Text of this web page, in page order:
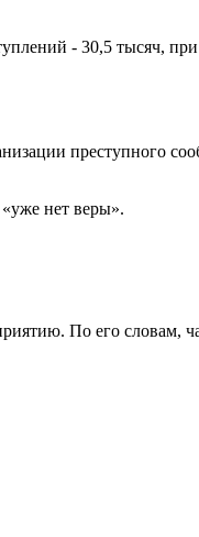
- 30,5 тысяч, при
преступного
нет веры».
По его словам,